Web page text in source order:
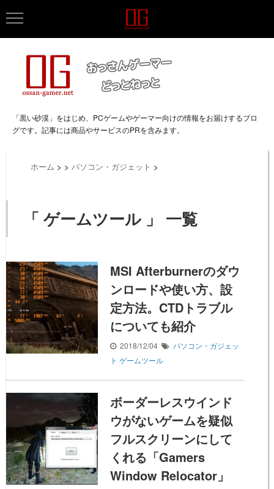
「黒い砂漠」をはじめ、PCゲームやゲーマー向けの情報をお届けするブロ
グです。記事には商品やサービスのPRを含みます。
ホーム > > パソコン・ガジェット >
「 ゲームツール 」 一覧
MSI Afterburnerのダウ
ンロードや使い方、設
定方法。CTDトラブル
についても紹介
2018/12/04
パソコン・ガジェッ
ト ゲームツール
ボーダーレスウインド
ウがないゲームを疑似
フルスクリーンにして
くれる「Gamers
Window Relocator」